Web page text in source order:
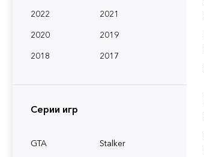
2022
2021
2020
2019
2018
2017
Серии игр
GTA
Stalker